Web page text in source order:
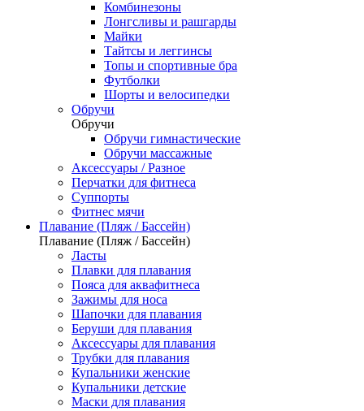
Комбинезоны
Лонгсливы и рашгарды
Майки
Тайтсы и леггинсы
Топы и спортивные бра
Футболки
Шорты и велосипедки
Обручи
Обручи
Обручи гимнастические
Обручи массажные
Аксессуары / Разное
Перчатки для фитнеса
Суппорты
Фитнес мячи
Плавание (Пляж / Бассейн)
Плавание (Пляж / Бассейн)
Ласты
Плавки для плавания
Пояса для аквафитнеса
Зажимы для носа
Шапочки для плавания
Беруши для плавания
Аксессуары для плавания
Трубки для плавания
Купальники женские
Купальники детские
Маски для плавания